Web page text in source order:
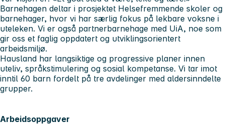
Barnehagen deltar i prosjektet Helsefremmende skoler og
barnehager, hvor vi har særlig fokus på lekbare voksne i
uteleken. Vi er også partnerbarnehage med UiA, noe som
gir oss et faglig oppdatert og utviklingsorientert
arbeidsmiljø.
Hausland har langsiktige og progressive planer innen
uteliv, språkstimulering og sosial kompetanse. Vi tar imot
inntil 60 barn fordelt på tre avdelinger med aldersinndelte
grupper.
Arbeidsoppgaver